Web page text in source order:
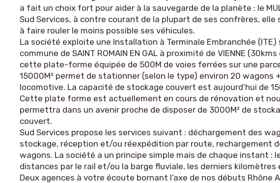
a fait un choix fort pour aider à la sauvegarde de la planète : le
Sud Services, à contre courant de la plupart de ses confrères, elle
à faire rouler le moins possible ses véhicules.
La société exploite une Installation à Terminale Embranchée (ITE)
commune de SAINT ROMAIN EN GAL à proximité de VIENNE (30kms
cette plate-forme équipée de 500M de voies ferrées sur une
15000M² permet de stationner (selon le type) environ 20 wagons
locomotive. La capacité de stockage couvert est aujourd’hui de
Cette plate forme est actuellement en cours de rénovation et
permettra dans un avenir proche de disposer de 3000M² de
couvert.
Sud Services propose les services suivant : déchargement des
stockage, réception et/ou réexpédition par route, rechargement
wagons. La société a un principe simple mais de chaque instant :
distances par le rail et/ou la barge fluviale, les derniers kilomètres
Deux agences à votre écoute bornant l’axe de nos débuts Rhône